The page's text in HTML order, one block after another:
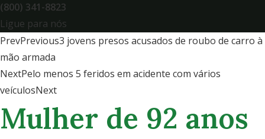
(800) 341-8823
Ligue para nós
PrevPrevious3 jovens presos acusados de roubo de carro à
mão armada
NextPelo menos 5 feridos em acidente com vários
veículosNext
Mulher de 92 anos